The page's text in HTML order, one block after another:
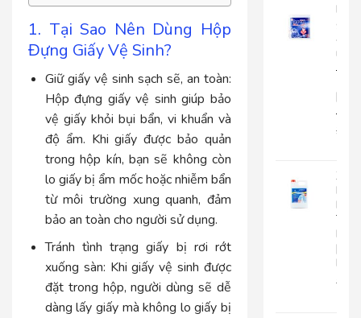
1. Tại Sao Nên Dùng Hộp
Đựng Giấy Vệ Sinh?
Giữ giấy vệ sinh sạch sẽ, an toàn:
Hộp đựng giấy vệ sinh giúp bảo
vệ giấy khỏi bụi bẩn, vi khuẩn và
độ ẩm. Khi giấy được bảo quản
trong hộp kín, bạn sẽ không còn
lo giấy bị ẩm mốc hoặc nhiễm bẩn
từ môi trường xung quanh, đảm
bảo an toàn cho người sử dụng.
Tránh tình trạng giấy bị rơi rớt
xuống sàn: Khi giấy vệ sinh được
đặt trong hộp, người dùng sẽ dễ
dàng lấy giấy mà không lo giấy bị
Khăn
giấy
ăn
rút
|
JP500X
Xà
Rửa
Tay
|
RC500